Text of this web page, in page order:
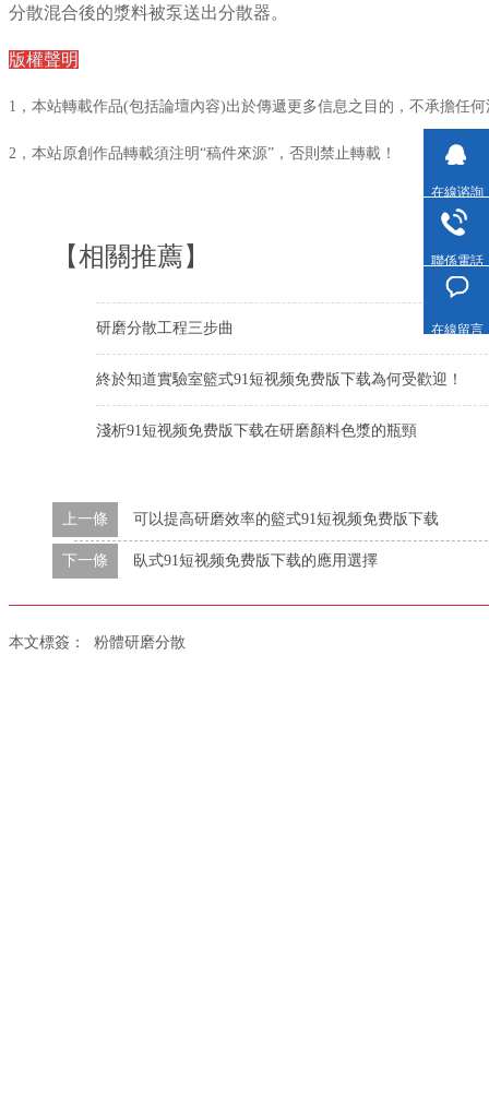
分散混合後的漿料被泵送出分散器。
版權聲明
1，本站轉載作品(包括論壇內容)出於傳遞更多信息之目的，不承擔任
2，本站原創作品轉載須注明“稿件來源”，否則禁止轉載！
【相關推薦】
研磨分散工程三步曲
終於知道實驗室籃式91短视频免费版下载為何受歡迎！
淺析91短视频免费版下载在研磨顏料色漿的瓶頸
上一條 可以提高研磨效率的籃式91短视频免费版下载
下一條 臥式​91短视频免费版下载的應用選擇
本文標簽： 粉體研磨分散
在線谘詢
聯係電話
在線留言